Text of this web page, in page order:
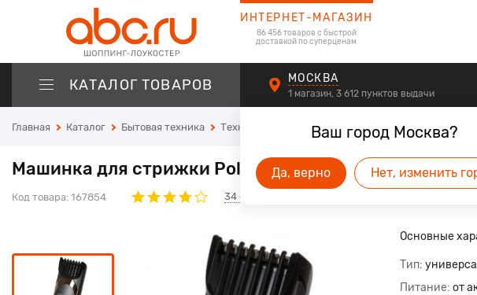
ИНТЕРНЕТ-МАГАЗИН
86 456 товаров с быстрой
доставкой по суперценам
КАТАЛОГ ТОВАРОВ
Ваш город Москва?
Да, верно Нет, изменить
МОСКВА
1 магазин, 3 612 пунктов выдачи
Главная Каталог Бытовая техника Техника для красоты и здоровья Для бритья и
Машинка для стрижки Polaris PHC 0602RC
Код товара: 167854 34 отзывов
Основные
Тип
Питание от